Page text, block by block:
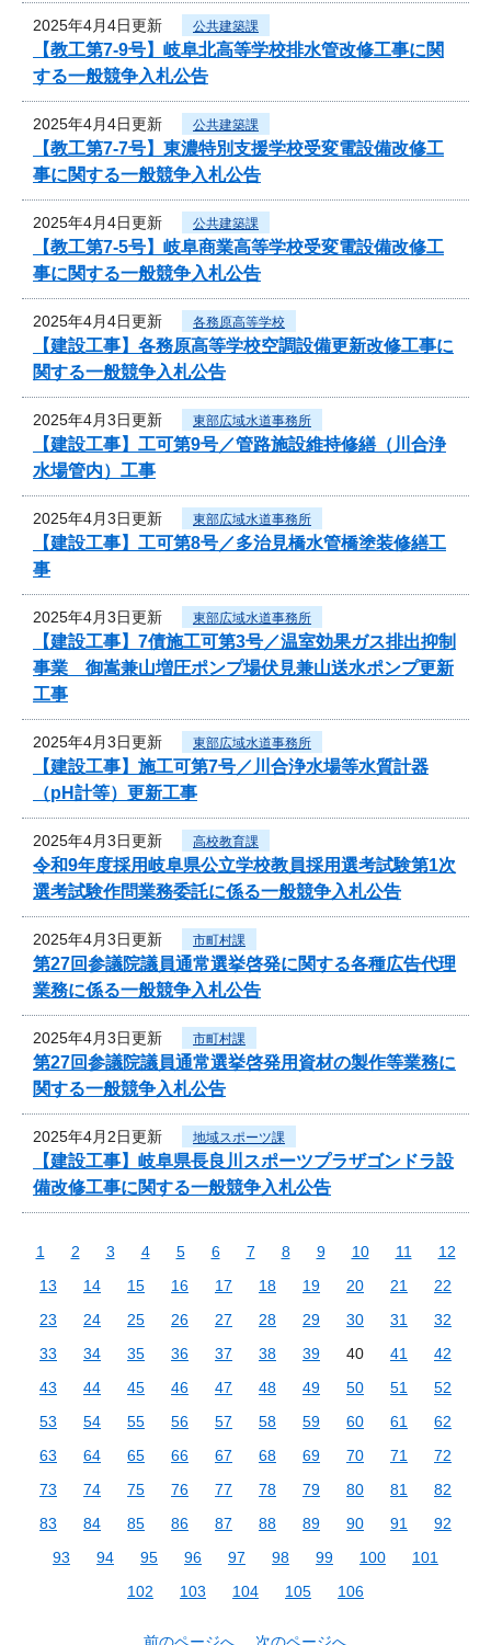
2025年4月4日更新 公共建築課
【教工第7-9号】岐阜北高等学校排水管改修工事に関
する一般競争入札公告
2025年4月4日更新 公共建築課
【教工第7-7号】東濃特別支援学校受変電設備改修工
事に関する一般競争入札公告
2025年4月4日更新 公共建築課
【教工第7-5号】岐阜商業高等学校受変電設備改修工
事に関する一般競争入札公告
2025年4月4日更新 各務原高等学校
【建設工事】各務原高等学校空調設備更新改修工事に
関する一般競争入札公告
2025年4月3日更新 東部広域水道事務所
【建設工事】工可第9号／管路施設維持修繕（川合浄
水場管内）工事
2025年4月3日更新 東部広域水道事務所
【建設工事】工可第8号／多治見橋水管橋塗装修繕工
事
2025年4月3日更新 東部広域水道事務所
【建設工事】7債施工可第3号／温室効果ガス排出抑制
事業 御嵩兼山増圧ポンプ場伏見兼山送水ポンプ更新
工事
2025年4月3日更新 東部広域水道事務所
【建設工事】施工可第7号／川合浄水場等水質計器
（pH計等）更新工事
2025年4月3日更新 高校教育課
令和9年度採用岐阜県公立学校教員採用選考試験第1次
選考試験作問業務委託に係る一般競争入札公告
2025年4月3日更新 市町村課
第27回参議院議員通常選挙啓発に関する各種広告代理
業務に係る一般競争入札公告
2025年4月3日更新 市町村課
第27回参議院議員通常選挙啓発用資材の製作等業務に
関する一般競争入札公告
2025年4月2日更新 地域スポーツ課
【建設工事】岐阜県長良川スポーツプラザゴンドラ設
備改修工事に関する一般競争入札公告
1 2 3 4 5 6 7 8 9 10 11
12
13
14 15 16 17 18 19 20 21
22
23
24 25 26 27 28 29 30 31
32
33
34 35 36 37 38 39 40 41
42
43
44 45 46 47 48 49 50 51
52
53
54 55 56 57 58 59 60 61
62
63
64 65 66 67 68 69 70 71
72
73
74 75 76 77 78 79 80 81
82
83
84 85 86 87 88 89 90 91
92
93
94 95 96 97 98 99 100
101
102
103 104 105 106